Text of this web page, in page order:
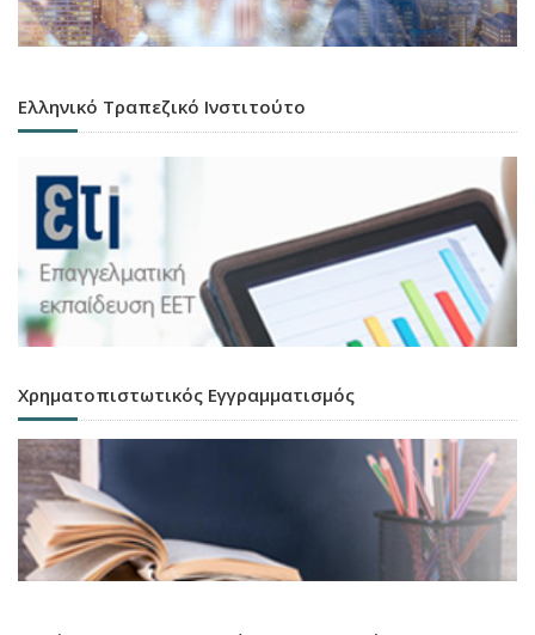
Ελληνικό Τραπεζικό Ινστιτούτο
Χρηματοπιστωτικός Εγγραμματισμός